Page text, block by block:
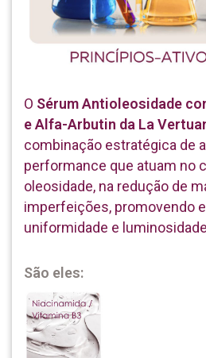
O Sérum Antioleosidade
e Alfa-Arbutin da La
combinação estratégica de
performance que atuam no
oleosidade, na redução de
imperfeições, promovendo
uniformidade e
São eles: